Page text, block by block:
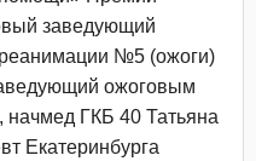
заведующий
реанимации №5 (ожоги)
ожоговым
ГКБ 40 Татьяна
Екатеринбурга